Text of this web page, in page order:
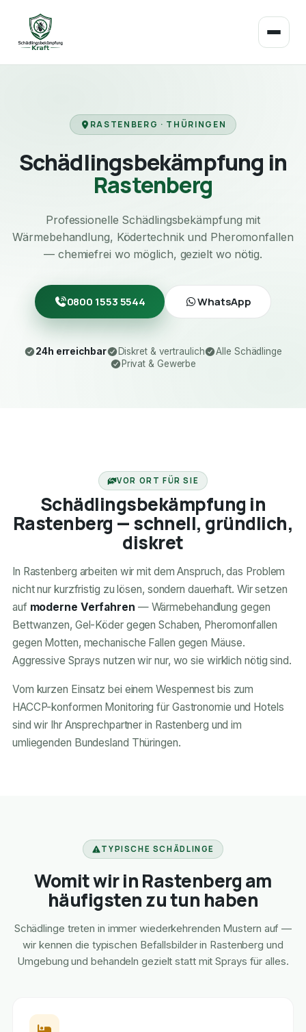
RASTENBERG · THÜRINGEN
Schädlingsbekämpfung in
Rastenberg
Professionelle Schädlingsbekämpfung mit
Wärmebehandlung, Ködertechnik und Pheromonfallen
— chemiefrei wo möglich, gezielt wo nötig.
0800 1553 5544 WhatsApp
24h erreichbar Diskret & vertraulich
Alle Schädlinge
Privat & Gewerbe
VOR ORT FÜR SIE
Schädlingsbekämpfung in
Rastenberg — schnell, gründlich,
diskret
In Rastenberg arbeiten wir mit dem Anspruch, das Problem
nicht nur kurzfristig zu lösen, sondern dauerhaft. Wir setzen
auf moderne Verfahren — Wärmebehandlung gegen
Bettwanzen, Gel-Köder gegen Schaben, Pheromonfallen
gegen Motten, mechanische Fallen gegen Mäuse.
Aggressive Sprays nutzen wir nur, wo sie wirklich nötig sind.
Vom kurzen Einsatz bei einem Wespennest bis zum
HACCP-konformen Monitoring für Gastronomie und Hotels
sind wir Ihr Ansprechpartner in Rastenberg und im
umliegenden Bundesland Thüringen.
TYPISCHE SCHÄDLINGE
Womit wir in Rastenberg am
häufigsten zu tun haben
Schädlinge treten in immer wiederkehrenden Mustern auf —
wir kennen die typischen Befallsbilder in Rastenberg und
Umgebung und behandeln gezielt statt mit Sprays für alles.